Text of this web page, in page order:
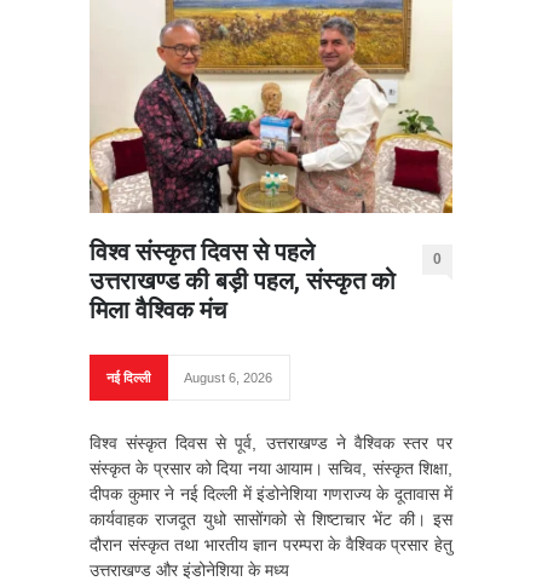
विश्व संस्कृत दिवस से पहले
उत्तराखण्ड की बड़ी पहल, संस्कृत को
मिला वैश्विक मंच
0
नई दिल्ली August 6, 2026
विश्व संस्कृत दिवस से पूर्व, उत्तराखण्ड ने वैश्विक स्तर पर
संस्कृत के प्रसार को दिया नया आयाम। सचिव, संस्कृत शिक्षा,
दीपक कुमार ने नई दिल्ली में इंडोनेशिया गणराज्य के दूतावास में
कार्यवाहक राजदूत युधो सासोंगको से शिष्टाचार भेंट की। इस
दौरान संस्कृत तथा भारतीय ज्ञान परम्परा के वैश्विक प्रसार हेतु
उत्तराखण्ड और इंडोनेशिया के मध्य